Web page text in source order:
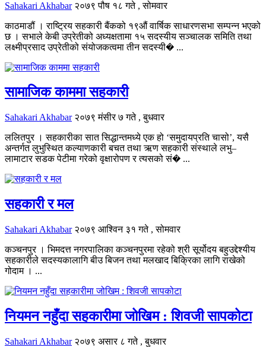
Sahakari Akhabar २०७९ पौष १८ गते , सोमवार
काठमाडौं । राष्ट्रिय सहकारी बैंकको १९औं वार्षिक साधारणसभा सम्पन्न भएको
छ । सभाले केबी उप्रेतीको अध्यक्षतामा १५ सदस्यीय सञ्चालक समिति तथा
लक्ष्मीप्रसाद उप्रेतीको संयोजकत्वमा तीन सदस्यी� ...
सामाजिक काममा सहकारी
Sahakari Akhabar २०७९ मंसीर ७ गते , बुधवार
ललितपुर । सहकारीका सात सिद्धान्तमध्ये एक हो ‘समुदायप्रति चासो’, यसै
अन्तर्गत लुभुस्थित कल्याणकारी बचत तथा ऋण सहकारी संस्थाले लभु–
लामाटार सडक पेटीमा गरेको वृक्षारोपण र त्यसको सं� ...
सहकारी र मल
Sahakari Akhabar २०७९ आश्विन ३१ गते , सोमवार
कञ्चनपुर । भिमदत्त नगरपालिका कञ्चनपुरमा रहेको श्री सूर्योदय बहुउद्देश्यीय
सहकारीले सदस्यकालागि बीउ बिजन तथा मलखाद बिक्रिका लागि राखेको
गोदाम । ...
नियमन नहुँदा सहकारीमा जोखिम : शिवजी सापकोटा
Sahakari Akhabar २०७९ असार ८ गते , बुधवार